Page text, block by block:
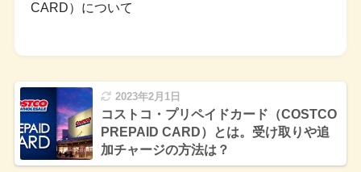
CARD）について
2023年2月1日
コストコ・プリペイドカード（COSTCO
PREPAID CARD）とは。受け取りや追
加チャージの方法は？